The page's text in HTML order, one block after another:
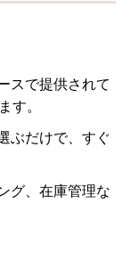
スで提供されて
す。
ぶだけで、すぐ
グ、在庫管理な